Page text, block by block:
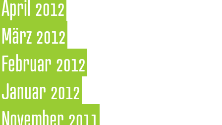
April 2012
März 2012
Februar 2012
Januar 2012
November 2011